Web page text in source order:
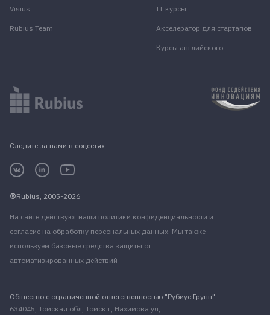
Следите за нами в соцсетях
Visius
Rubius Team
IT курсы
Акселератор для стартапов
Курсы английского
Rubius, 2005-2026
На сайте действуют наши политики конфиденциальности и
согласие на обработку персональных данных. Мы также
используем базовые средства защиты от
автоматизированных действий
Общество с ограниченной ответственностью "Рубиус Групп"
634045, Томская обл, Томск г, Нахимова ул,